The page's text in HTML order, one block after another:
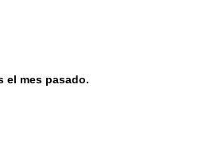
el mes pasado.